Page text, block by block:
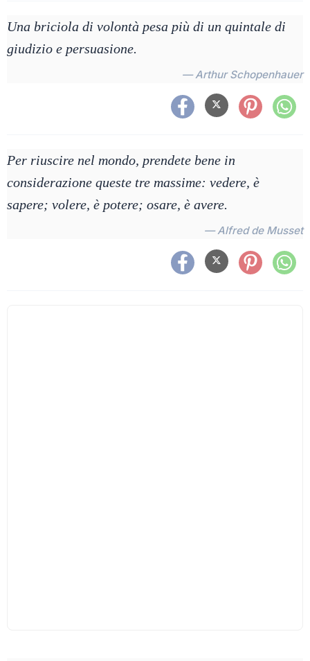
Una briciola di volontà pesa più di un quintale di
giudizio e persuasione.
— Arthur Schopenhauer
Per riuscire nel mondo, prendete bene in
considerazione queste tre massime: vedere, è
sapere; volere, è potere; osare, è avere.
— Alfred de Musset